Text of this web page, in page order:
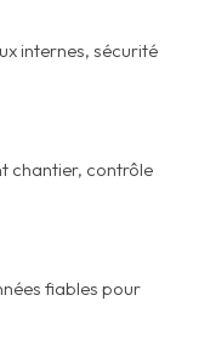
internes, sécurité
chantier, contrôle
fiables pour